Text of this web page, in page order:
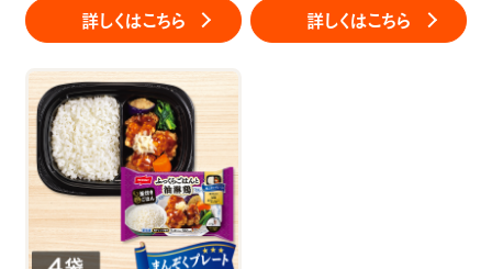
詳しくはこちら 詳しくはこちら